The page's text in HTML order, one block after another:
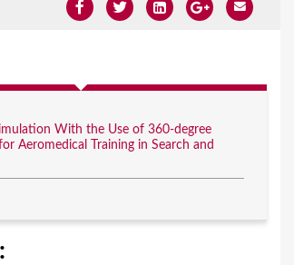
With the Use of 360-degree
Aeromedical Training in Search and